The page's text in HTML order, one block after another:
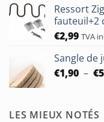
Ressort
fauteuil+2
€2,99 TVA
Sangle de
€1,90 – €
LES MIEUX NOTÉS